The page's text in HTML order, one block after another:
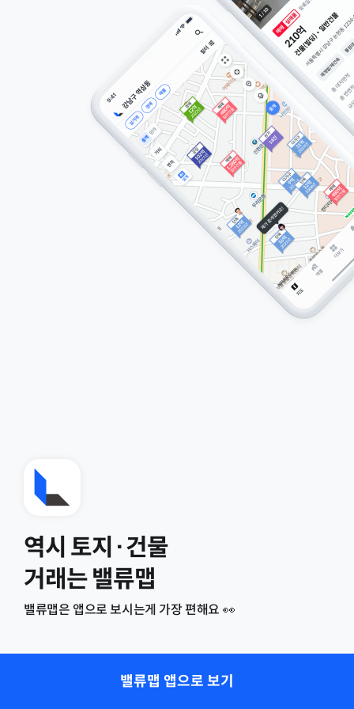
역시 토지·건물
거래는 밸류맵
밸류맵은 앱으로 보시는게 가장 편해요 👀
밸류맵 앱으로 보기